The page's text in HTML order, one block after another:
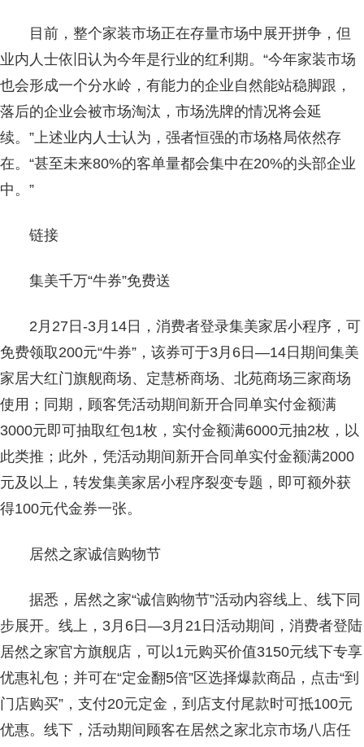
目前，整个家装市场正在存量市场中展开拼争，但
业内人士依旧认为今年是行业的红利期。“今年家装市场
也会形成一个分水岭，有能力的企业自然能站稳脚跟，
落后的企业会被市场淘汰，市场洗牌的情况将会延
续。”上述业内人士认为，强者恒强的市场格局依然存
在。“甚至未来80%的客单量都会集中在20%的头部企业
中。”
链接
集美千万“牛券”免费送
2月27日-3月14日，消费者登录集美家居小程序，可
免费领取200元“牛券”，该券可于3月6日—14日期间集美
家居大红门旗舰商场、定慧桥商场、北苑商场三家商场
使用；同期，顾客凭活动期间新开合同单实付金额满
3000元即可抽取红包1枚，实付金额满6000元抽2枚，以
此类推；此外，凭活动期间新开合同单实付金额满2000
元及以上，转发集美家居小程序裂变专题，即可额外获
得100元代金券一张。
居然之家诚信购物节
据悉，居然之家“诚信购物节”活动内容线上、线下同
步展开。线上，3月6日—3月21日活动期间，消费者登陆
居然之家官方旗舰店，可以1元购买价值3150元线下专享
优惠礼包；并可在“定金翻5倍”区选择爆款商品，点击“到
门店购买”，支付20元定金，到店支付尾款时可抵100元
优惠。线下，活动期间顾客在居然之家北京市场八店任